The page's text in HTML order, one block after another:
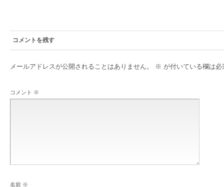
コメントを残す
メールアドレスが公開されることはありません。 ※ が付いている欄は必
コメント ※
名前 ※